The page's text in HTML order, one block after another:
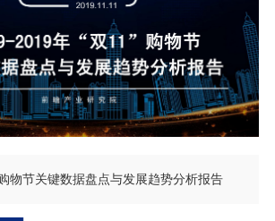
物节关键数据盘点与发展趋势分析报告